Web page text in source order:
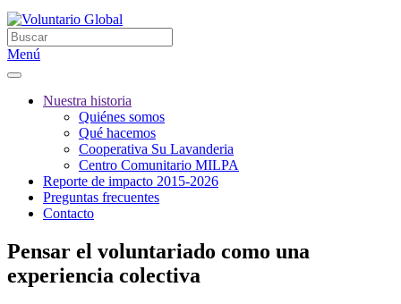
Menú
Nuestra historia
Quiénes somos
Qué hacemos
Cooperativa Su Lavanderia
Centro Comunitario MILPA
Reporte de impacto 2015-2026
Preguntas frecuentes
Contacto
Pensar el voluntariado como una
experiencia colectiva